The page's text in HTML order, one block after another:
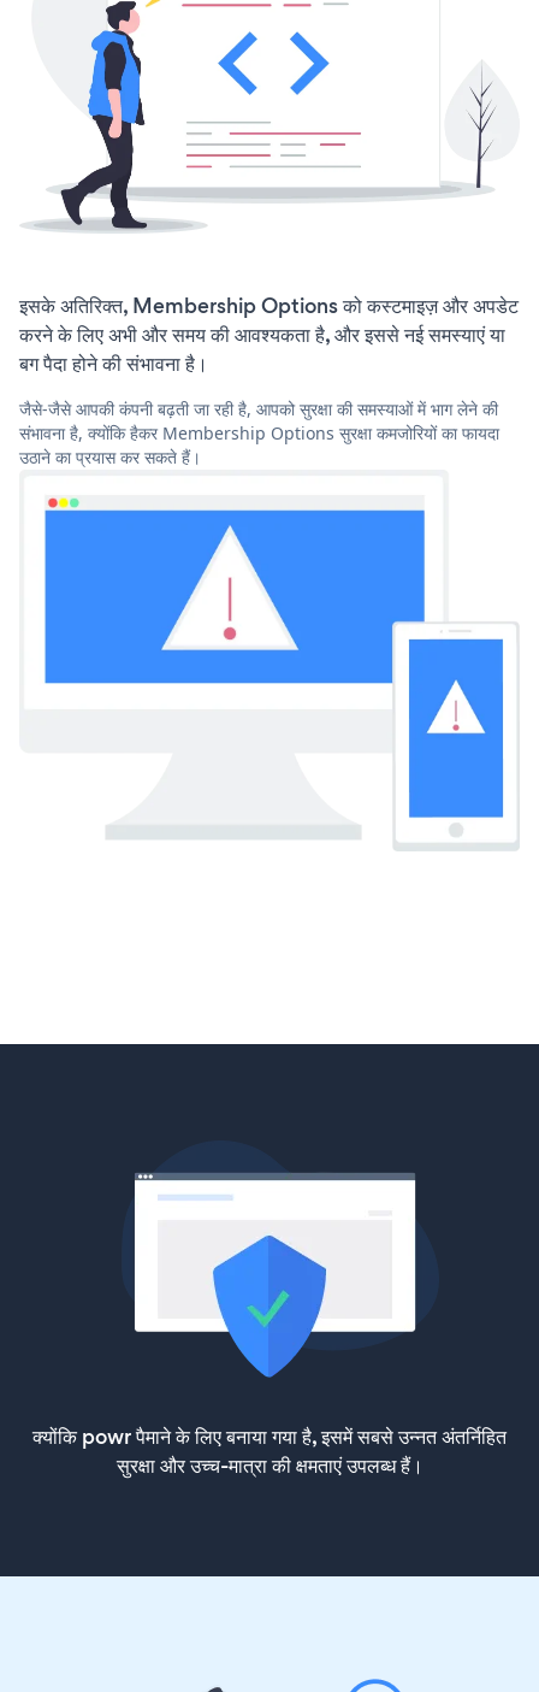
इसके अतिरिक्त, Membership Options को कस्टमाइज़ और अपडेट
करने के लिए अभी और समय की आवश्यकता है, और इससे नई समस्याएं या
बग पैदा होने की संभावना है।
जैसे-जैसे आपकी कंपनी बढ़ती जा रही है, आपको सुरक्षा की समस्याओं में भाग लेने की
संभावना है, क्योंकि हैकर Membership Options सुरक्षा कमजोरियों का फायदा
उठाने का प्रयास कर सकते हैं।
क्योंकि powr पैमाने के लिए बनाया गया है, इसमें सबसे उन्नत अंतर्निहित
सुरक्षा और उच्च-मात्रा की क्षमताएं उपलब्ध हैं।